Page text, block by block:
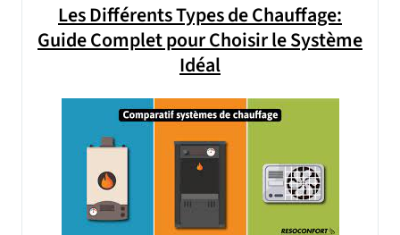
Les Différents Types de Chauffage:
Guide Complet pour Choisir le Système
Idéal